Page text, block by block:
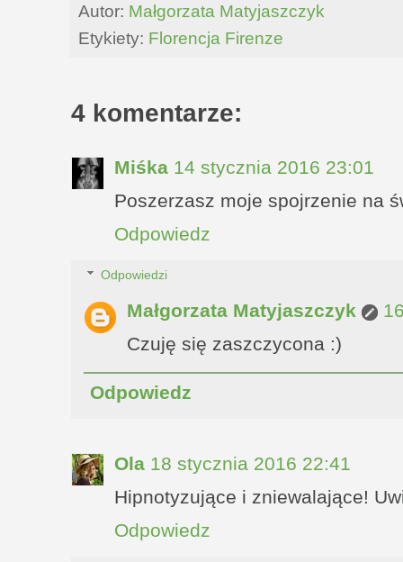
Autor: Małgorzata Matyjaszczyk
Etykiety: Florencja Firenze
4 komentarze:
Miśka 14 stycznia 2016 23:01
Poszerzasz moje spojrzenie na
Odpowiedz
Odpowiedzi
Małgorzata Matyjaszczyk
Czuję się zaszczycona :)
Odpowiedz
Ola 18 stycznia 2016 22:41
Hipnotyzujące i zniewalające!
Odpowiedz